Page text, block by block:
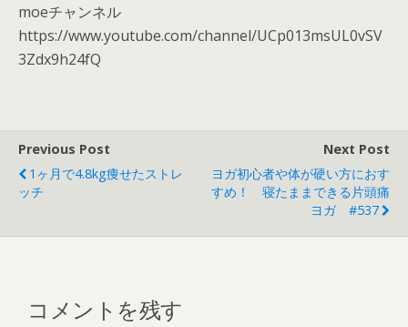
moeチャンネル
https://www.youtube.com/channel/UCp013msUL0vSV
3Zdx9h24fQ
Previous Post
1ヶ月で4.8kg痩せたストレ
ッチ
Next Post
ヨガ初心者や体が硬い方におす
すめ！ 寝たままできる片頭痛
ヨガ #537
コメントを残す